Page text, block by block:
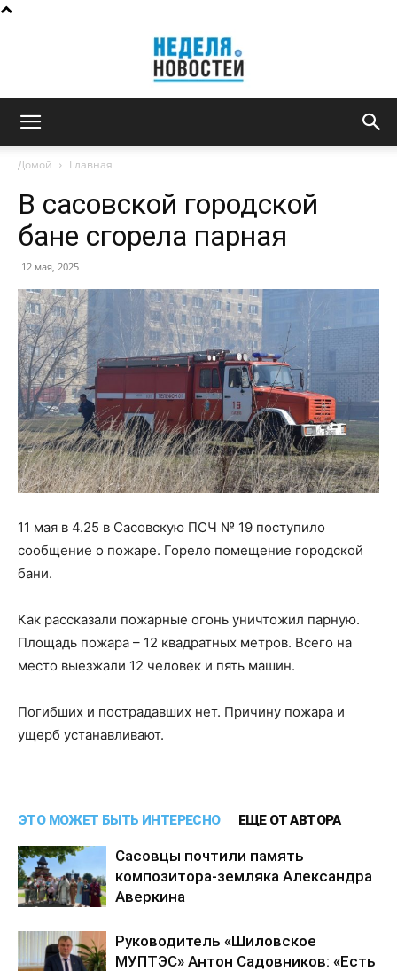
новостей
Домой Главная
В сасовской городской
бане сгорела парная
12 мая, 2025
11 мая в 4.25 в Сасовскую ПСЧ № 19 поступило
сообщение о пожаре. Горело помещение городской
бани.
Как рассказали пожарные огонь уничтожил парную.
Площадь пожара – 12 квадратных метров. Всего на
место выезжали 12 человек и пять машин.
Погибших и пострадавших нет. Причину пожара и
ущерб устанавливают.
ЭТО МОЖЕТ БЫТЬ ИНТЕРЕСНО ЕЩЕ ОТ АВТОРА
Сасовцы почтили память
композитора-земляка Александра
Аверкина
Руководитель «Шиловское
МУПТЭС» Антон Садовников: «Есть